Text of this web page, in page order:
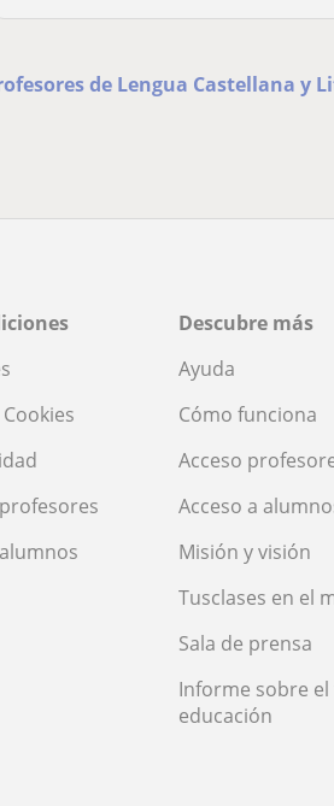
de Lengua Castellana y
Descubre más
Ayuda
Cómo funciona
Acceso
Acceso a
Misión y visión
Tusclases en el
Sala de prensa
Informe sobre
educación